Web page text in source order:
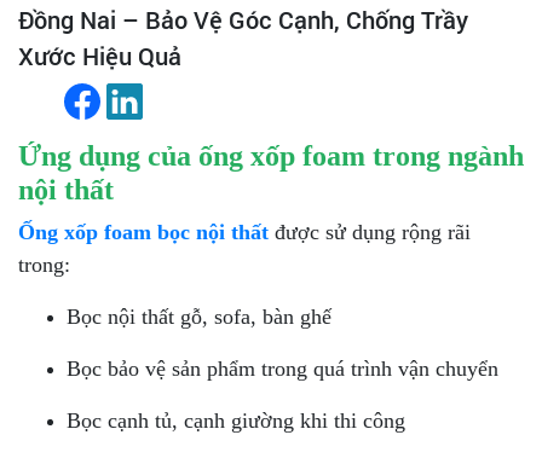
Đồng Nai – Bảo Vệ Góc Cạnh, Chống Trầy
Xước Hiệu Quả
Ứng dụng của ống xốp foam trong ngành
nội thất
Ống xốp foam bọc nội thất được sử dụng rộng rãi
trong:
Bọc nội thất gỗ, sofa, bàn ghế
Bọc bảo vệ sản phẩm trong quá trình vận chuyển
Bọc cạnh tủ, cạnh giường khi thi công